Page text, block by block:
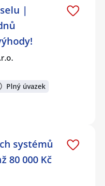
|
Plný úvazek
systémů
80 000 Kč